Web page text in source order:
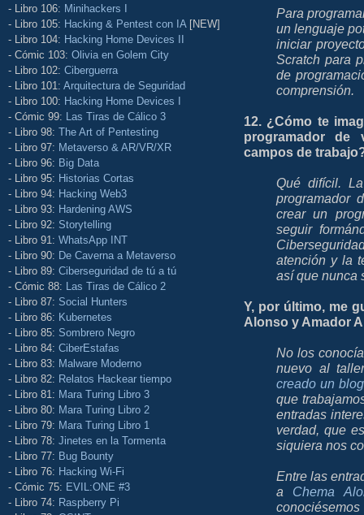
- Libro 106: Minihackers I
- Libro 105: Hacking & Pentest con IA [NEW]
- Libro 104: Hacking Home Devices II
- Cómic 103: Olivia en Golem City
- Libro 102: Ciberguerra
- Libro 101: Arquitectura de Seguridad
- Libro 100: Hacking Home Devices I
- Cómic 99: Las Tiras de Cálico 3
- Libro 98: The Art of Pentesting
- Libro 97: Metaverso & AR/VR/XR
- Libro 96: Big Data
- Libro 95: Historias Cortas
- Libro 94: Hacking Web3
- Libro 93: Hardening AWS
- Libro 92: Storytelling
- Libro 91: WhatsApp INT
- Libro 90: De Caverna a Metaverso
- Libro 89: Ciberseguridad de tú a tú
- Cómic 88: Las Tiras de Cálico 2
- Libro 87: Social Hunters
- Libro 86: Kubernetes
- Libro 85: Sombrero Negro
- Libro 84: CiberEstafas
- Libro 83: Malware Moderno
- Libro 82: Relatos Hackear tiempo
- Libro 81: Mara Turing Libro 3
- Libro 80: Mara Turing Libro 2
- Libro 79: Mara Turing Libro 1
- Libro 78: Jinetes en la Tormenta
- Libro 77: Bug Bounty
- Libro 76: Hacking Wi-Fi
- Cómic 75: EVIL:ONE #3
- Libro 74: Raspberry Pi
Para
un lenguaje
iniciar
Scratch para
de
comprensión.
12. ¿Cómo te
programador de
campos de
Qué difícil.
programador
crear un
seguir
atención y la
así que
Y, por último, me
Alonso y Amador
No los
nuevo al
creado un blog
que
entradas
verdad, que
siquiera nos
Entre las
a Chema